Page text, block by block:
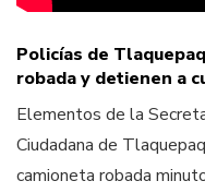
Policías de
robada y detienen a
Elementos de la
Ciudadana de
camioneta robada